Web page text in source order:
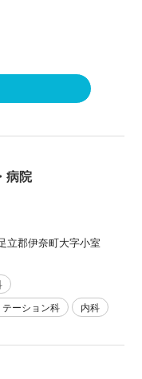
病院
立郡伊奈町大字小室
テーション科
内科